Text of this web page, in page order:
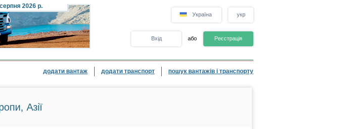
2026 р.
Україна укр
Вхід або Реєстрація
додати вантаж додати транспорт пошук вантажів і транспорту
Азії